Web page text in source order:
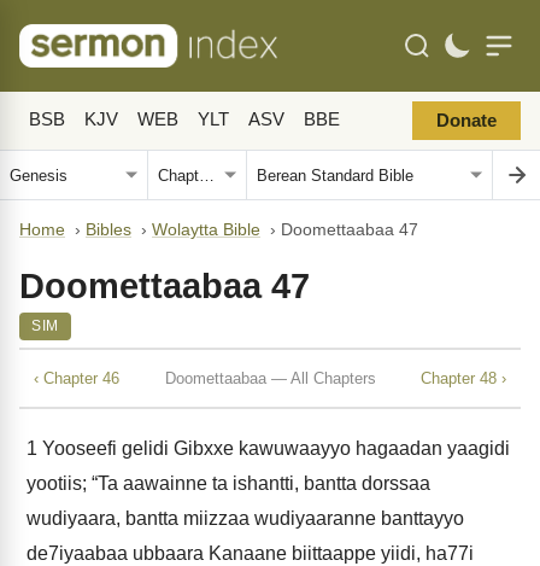
BSB KJV WEB YLT ASV BBE Donate
Home › Bibles › Wolaytta Bible › Doomettaabaa 47
Doomettaabaa 47
SIM
‹ Chapter 46 Doomettaabaa — All Chapters Chapter 48 ›
1 Yooseefi gelidi Gibxxe kawuwaayyo hagaadan yaagidi
yootiis; “Ta aawainne ta ishantti, bantta dorssaa
wudiyaara, bantta miizzaa wudiyaaranne banttayyo
de7iyaabaa ubbaara Kanaane biittaappe yiidi, ha77i